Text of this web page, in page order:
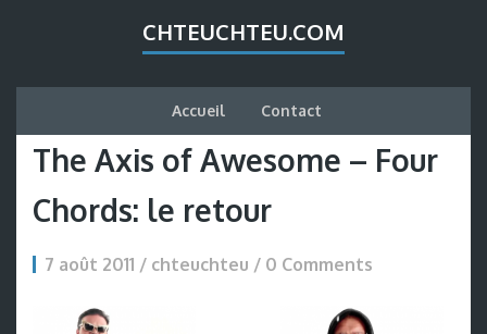
CHTEUCHTEU.COM
Accueil Contact
The Axis of Awesome – Four
Chords: le retour
7 août 2011 / chteuchteu / 0 Comments